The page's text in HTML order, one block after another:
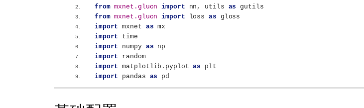
from mxnet.gluon import nn, utils as gutils
from mxnet.gluon import loss as gloss
import mxnet as mx
import time
import numpy as np
import random
import matplotlib.pyplot as plt
import pandas as pd